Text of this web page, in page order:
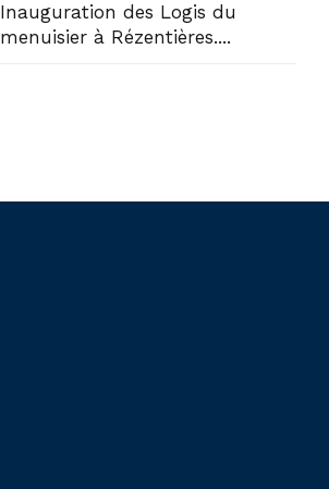
Inauguration des Logis du
menuisier à Rézentières....